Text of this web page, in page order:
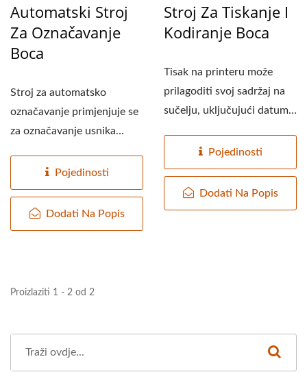
Automatski Stroj
Za Označavanje
Boca
Stroj za automatsko
označavanje primjenjuje se
za označavanje usnika
Pojedinosti
Dodati Na Popis
Stroj Za Tiskanje I
Kodiranje Boca
Tisak na printeru može
prilagoditi svoj sadržaj na
sučelju, uključujući datum
Pojedinosti
Dodati Na Popis
Proizlaziti 1 - 2 od 2